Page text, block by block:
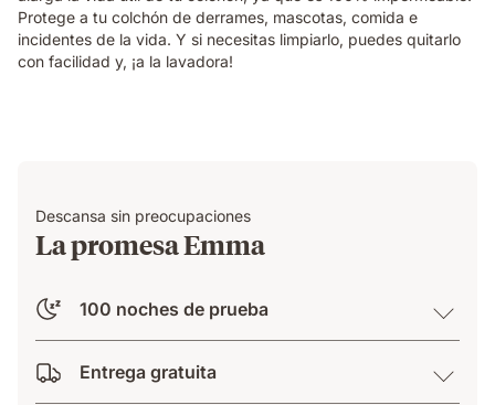
Protege a tu colchón de derrames, mascotas, comida e
incidentes de la vida. Y si necesitas limpiarlo, puedes quitarlo
con facilidad y, ¡a la lavadora!
Descansa sin preocupaciones
La promesa Emma
100 noches de prueba
Entrega gratuita